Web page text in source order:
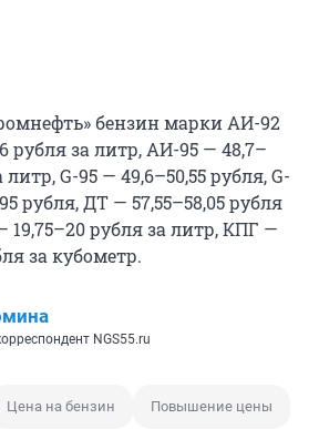
бензин марки АИ-92
рубля за литр, АИ-95 — 48,7–
литр, G-95 — 49,6–50,55 рубля, G-
рубля, ДТ — 57,55–58,05 рубля
19,75–20 рубля за литр, КПГ —
за кубометр.
NGS55.ru
Цена на бензин Повышение цены